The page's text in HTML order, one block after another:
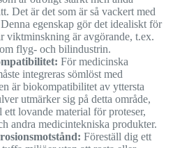
Det är det som är så vackert med
egenskap gör det idealiskt för
viktminskning är avgörande, t.ex.
flyg- och bilindustrin.
För medicinska
integreras sömlöst med
är biokompatibilitet av yttersta
utmärker sig på detta område,
lovande material för proteser,
andra medicintekniska produkter.
Föreställ dig ett